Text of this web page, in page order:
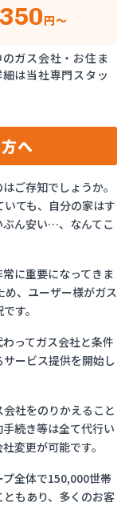
350円～
ガス会社・お住ま
は当社専門スタッ
へ
ご存知でしょうか。
ても、自分の家はす
ぶん安い…、なんてこ
に重要になってきま
、ユーザー様がガス
す。
ってガス会社と条件
ービス提供を開始し
社をのりかえること
続き等は全て代行い
変更が可能です。
全体で150,000世帯
もあり、多くのお客